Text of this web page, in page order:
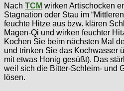
Nach TCM wirken Artischocken
Stagnation oder Stau im
feuchte Hitze aus bzw. klären
Magen-Qi und wirken feuchter
Kochen Sie beim nächsten Mal
und trinken Sie das Kochwasser
mit etwas Honig gesüßt). Das
weil sich die Bitter-Schleim- und
lösen.